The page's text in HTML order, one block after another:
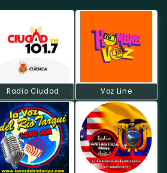
Radio Ciudad Voz Line